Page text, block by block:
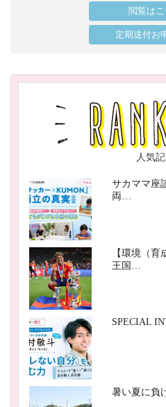
閲覧はこ
定期送付お
人気
サカママ座
両…
【環境（
王国…
SPECIAL
暑い夏に負